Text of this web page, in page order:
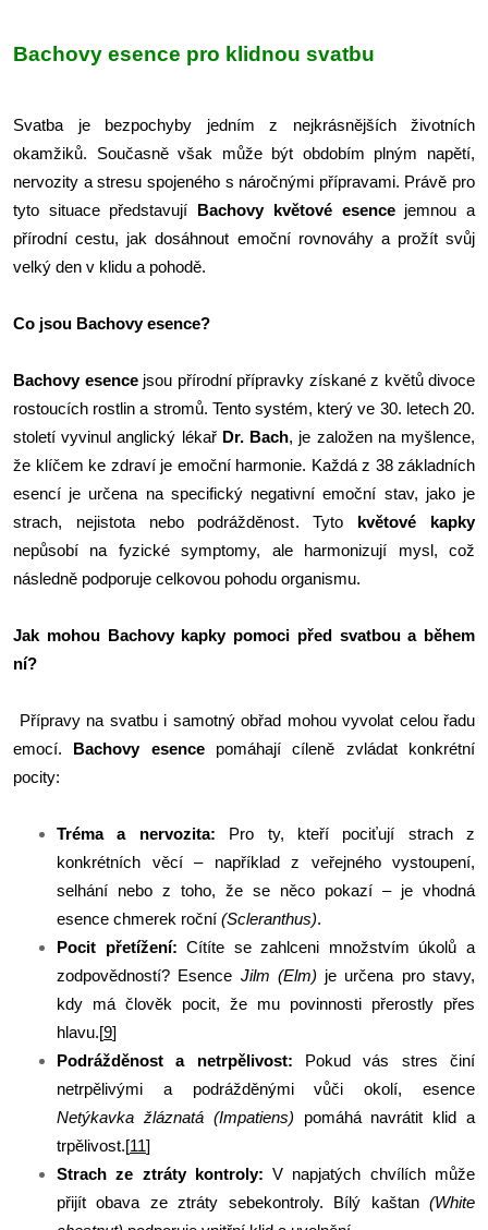
Bachovy esence pro klidnou svatbu
Svatba je bezpochyby jedním z nejkrásnějších životních
okamžiků. Současně však může být obdobím plným napětí,
nervozity a stresu spojeného s náročnými přípravami. Právě pro
tyto situace představují
Bachovy květové esencejemnou a
přírodní cestu, jak dosáhnout emoční rovnováhy a prožít svůj
velký den v klidu a pohodě.
Co jsou Bachovy esence?
Bachovy esencejsou přírodní přípravky získané z květů divoce
rostoucích rostlin a stromů. Tento systém, který ve 30. letech 20.
století vyvinul anglický lékař Dr. Bach, je založen na myšlence,
že klíčem ke zdraví je emoční harmonie. Každá z 38 základních
esencí je určena na specifický negativní emoční stav, jako je
strach, nejistota nebo podrážděnost. Tyto
květové kapky
nepůsobí na fyzické symptomy, ale harmonizují mysl, což
následně podporuje celkovou pohodu organismu.
Jak mohou Bachovy kapky pomoci před svatbou a během
ní?
Přípravy na svatbu i samotný obřad mohou vyvolat celou řadu
emocí.
Bachovy esencepomáhají cíleně zvládat konkrétní
pocity:
Tréma a nervozita: Pro ty, kteří pociťují strach z
konkrétních věcí – například z veřejného vystoupení,
selhání nebo z toho, že se něco pokazí – je vhodná
esence chmerek roční (Scleranthus).
Pocit přetížení: Cítíte se zahlceni množstvím úkolů a
zodpovědností? Esence Jilm (Elm) je určena pro stavy,
kdy má člověk pocit, že mu povinnosti přerostly přes
hlavu.[9]
Podrážděnost a netrpělivost: Pokud vás stres činí
netrpělivými a podrážděnými vůči okolí, esence
Netýkavka žláznatá (Impatiens) pomáhá navrátit klid a
trpělivost.[11]
Strach ze ztráty kontroly: V napjatých chvílích může
přijít obava ze ztráty sebekontroly. Bílý kaštan(White